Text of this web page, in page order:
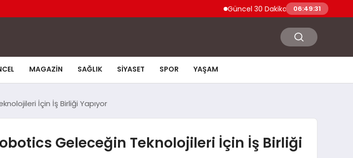
Güncel 30 Dakika Yangına Dayanıklı Ahşap
06:49:32
MAGAZIN SAĞLIK SIYASET SPOR YAŞAM
İçin İş Birliği Yapıyor
Geleceğin Teknolojileri İçin İş Birliği